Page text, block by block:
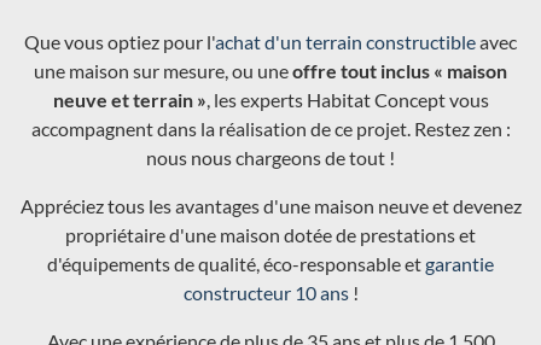
Que vous optiez pour l'achat d'un terrain constructibleavec
une maison sur mesure, ou uneoffre tout inclus « maison
neuve et terrain », les experts Habitat Concept vous
accompagnent dans la réalisation de ce projet. Restez zen :
nous nous chargeons de tout !
Appréciez tous les avantages d'une maison neuve et devenez
propriétaire d'une maison dotée de prestations et
d'équipements de qualité, éco-responsable etgarantie
constructeur 10 ans!